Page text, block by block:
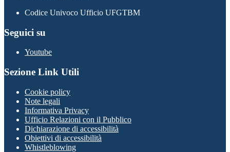
Codice Univoco Ufficio UFGTBM
Seguici su
Youtube
Sezione Link Utili
Cookie policy
Note legali
Informativa Privacy
Ufficio Relazioni con il Pubblico
Dichiarazione di accessibilità
Obiettivi di accessibilità
Whistleblowing